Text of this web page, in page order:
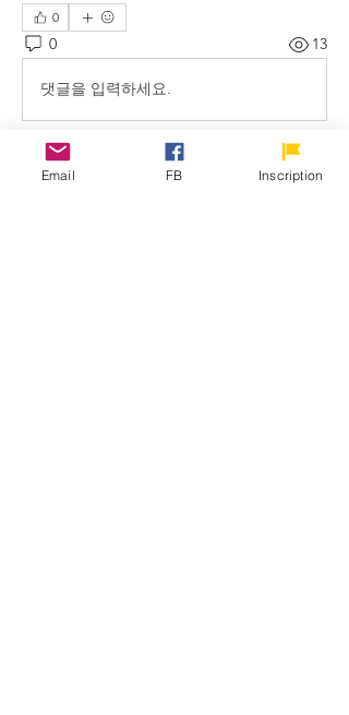
0
0 13
댓글을 입력하세요.
À propos
Email FB Inscription